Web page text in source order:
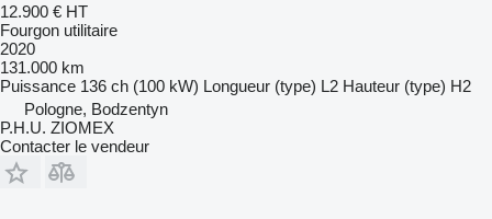
12.900 € HT
Fourgon utilitaire
2020
131.000 km
Puissance 136 ch (100 kW) Longueur (type) L2 Hauteur (type) H2
Pologne, Bodzentyn
P.H.U. ZIOMEX
Contacter le vendeur